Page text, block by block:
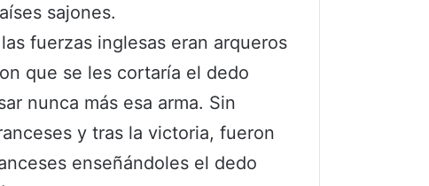
sajones.
fuerzas inglesas eran arqueros
que se les cortaría el dedo
nunca más esa arma. Sin
y tras la victoria, fueron
enseñándoles el dedo